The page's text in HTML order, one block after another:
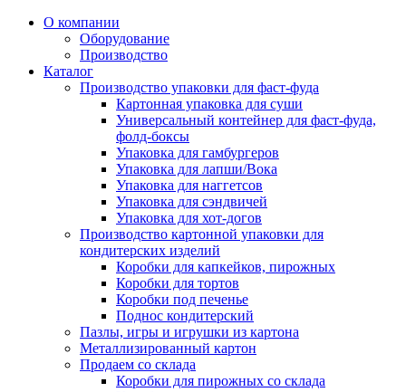
О компании
Оборудование
Производство
Каталог
Производство упаковки для фаст-фуда
Картонная упаковка для суши
Универсальный контейнер для фаст-фуда,
фолд-боксы
Упаковка для гамбургеров
Упаковка для лапши/Вока
Упаковка для наггетсов
Упаковка для сэндвичей
Упаковка для хот-догов
Производство картонной упаковки для
кондитерских изделий
Коробки для капкейков, пирожных
Коробки для тортов
Коробки под печенье
Поднос кондитерский
Пазлы, игры и игрушки из картона
Металлизированный картон
Продаем со склада
Коробки для пирожных со склада